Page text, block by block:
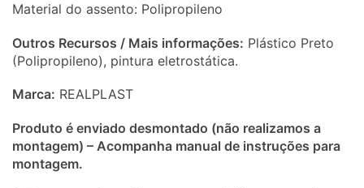
Material do assento: Polipropileno
Outros Recursos / Mais informações: Plástico Preto
(Polipropileno), pintura eletrostática.
Marca: REALPLAST
Produto é enviado desmontado (não realizamos a
montagem) – Acompanha manual de instruções para
montagem.